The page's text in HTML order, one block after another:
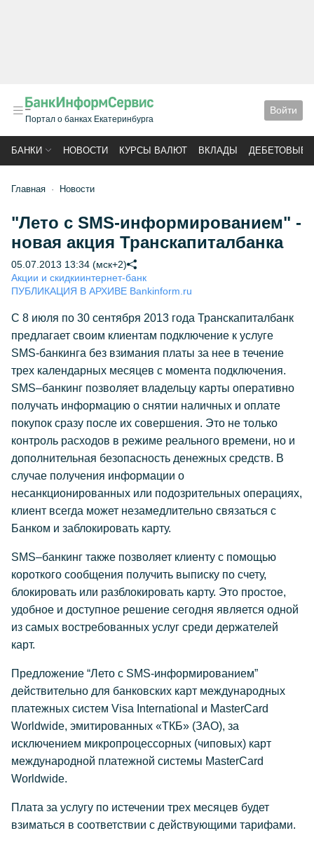
Портал о банках Екатеринбурга
Войти
БАНКИ НОВОСТИ КУРСЫ ВАЛЮТ ВКЛАДЫ ДЕБЕТОВЫЕ
Главная Новости
"Лето с SMS-информированием" -
новая акция Транскапиталбанка
05.07.2013 13:34 (мск+2)
Акции и скидкиинтернет-банк
ПУБЛИКАЦИЯ В АРХИВЕ Bankinform.ru
С 8 июля по 30 сентября 2013 года Транскапиталбанк
предлагает своим клиентам подключение к услуге
SMS-банкинга без взимания платы за нее в течение
трех календарных месяцев с момента подключения.
SMS–банкинг позволяет владельцу карты оперативно
получать информацию о снятии наличных и оплате
покупок сразу после их совершения. Это не только
контроль расходов в режиме реального времени, но и
дополнительная безопасность денежных средств. В
случае получения информации о
несанкционированных или подозрительных операциях,
клиент всегда может незамедлительно связаться с
Банком и заблокировать карту.
SMS–банкинг также позволяет клиенту с помощью
короткого сообщения получить выписку по счету,
блокировать или разблокировать карту. Это простое,
удобное и доступное решение сегодня является одной
из самых востребованных услуг среди держателей
карт.
Предложение “Лето с SMS-информированием”
действительно для банковских карт международных
платежных систем Visa International и MasterCard
Worldwide, эмитированных «ТКБ» (ЗАО), за
исключением микропроцессорных (чиповых) карт
международной платежной системы MasterCard
Worldwide.
Плата за услугу по истечении трех месяцев будет
взиматься в соответствии с действующими тарифами.